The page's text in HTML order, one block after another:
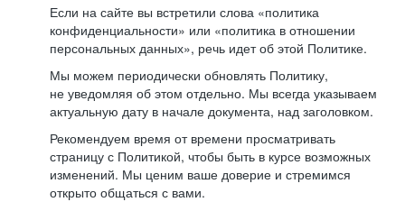
Если на сайте вы встретили слова «политика
конфиденциальности» или «политика в отношении
персональных данных», речь идет об этой Политике.
Мы можем периодически обновлять Политику,
не уведомляя об этом отдельно. Мы всегда указываем
актуальную дату в начале документа, над заголовком.
Рекомендуем время от времени просматривать
страницу с Политикой, чтобы быть в курсе возможных
изменений. Мы ценим ваше доверие и стремимся
открыто общаться с вами.